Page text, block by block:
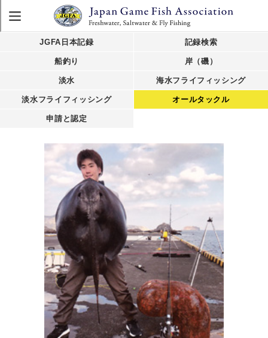
JGFA日本記録 記録検索
船釣り 岸（磯）
淡水 海水フライフィッシング
淡水フライフィッシング オールタックル
申請と認定